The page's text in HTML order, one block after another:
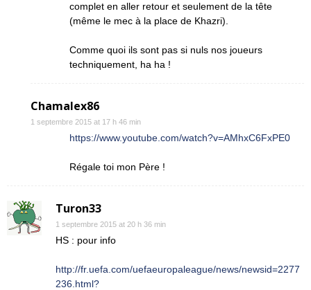
complet en aller retour et seulement de la tête
(même le mec à la place de Khazri).
Comme quoi ils sont pas si nuls nos joueurs
techniquement, ha ha !
Chamalex86
1 septembre 2015 at 17 h 46 min
https://www.youtube.com/watch?v=AMhxC6FxPE0
Régale toi mon Père !
Turon33
1 septembre 2015 at 20 h 36 min
HS : pour info
http://fr.uefa.com/uefaeuropaleague/news/newsid=2277
236.html?